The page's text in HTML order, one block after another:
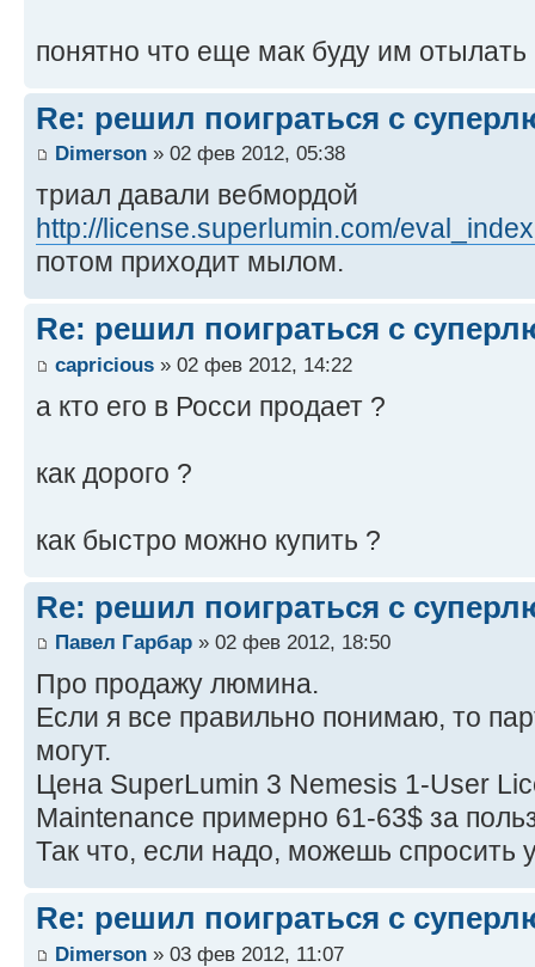
понятно что еще мак буду им отылать
Re: решил поиграться с
Dimerson » 02 фев 2012, 05:38
триал давали вебмордой
http://license.superlumin.com/
потом приходит мылом.
Re: решил поиграться с
capricious » 02 фев 2012, 14:22
а кто его в Росси продает ?
как дорого ?
как быстро можно купить ?
Re: решил поиграться с
Павел Гарбар » 02 фев 2012, 18:50
Про продажу люмина.
Если я все правильно понимаю, то
могут.
Цена SuperLumin 3 Nemesis 1-User
Maintenance примерно 61-63$ за
Так что, если надо, можешь спросить
Re: решил поиграться с
Dimerson » 03 фев 2012, 11:07